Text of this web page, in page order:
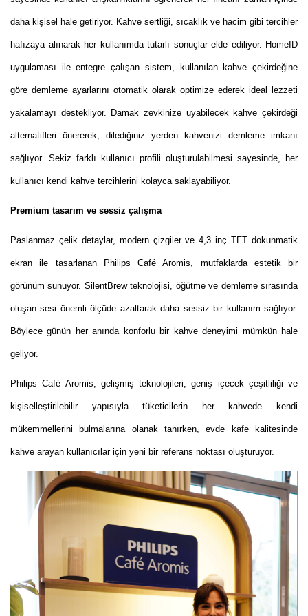
daha kişisel hale getiriyor. Kahve sertliği, sıcaklık ve hacim gibi tercihler
hafızaya alınarak her kullanımda tutarlı sonuçlar elde ediliyor. HomeID
uygulaması ile entegre çalışan sistem, kullanılan kahve çekirdeğine
göre demleme ayarlarını otomatik olarak optimize ederek ideal lezzeti
yakalamayı destekliyor. Damak zevkinize uyabilecek kahve çekirdeği
alternatifleri önererek, dilediğiniz yerden kahvenizi demleme imkanı
sağlıyor. Sekiz farklı kullanıcı profili oluşturulabilmesi sayesinde, her
kullanıcı kendi kahve tercihlerini kolayca saklayabiliyor.
Premium tasarım ve sessiz çalışma
Paslanmaz çelik detaylar, modern çizgiler ve 4,3 inç TFT dokunmatik
ekran ile tasarlanan Philips Café Aromis, mutfaklarda estetik bir
görünüm sunuyor. SilentBrew teknolojisi, öğütme ve demleme sırasında
oluşan sesi önemli ölçüde azaltarak daha sessiz bir kullanım sağlıyor.
Böylece günün her anında konforlu bir kahve deneyimi mümkün hale
geliyor.
Philips Café Aromis, gelişmiş teknolojileri, geniş içecek çeşitliliği ve
kişiselleştirilebilir yapısıyla tüketicilerin her kahvede kendi
mükemmellerini bulmalarına olanak tanırken, evde kafe kalitesinde
kahve arayan kullanıcılar için yeni bir referans noktası oluşturuyor.